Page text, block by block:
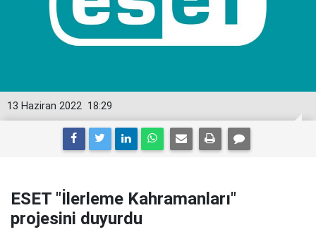
18:29
13 Haziran 2022
ESET "İlerleme Kahramanları"
projesini duyurdu